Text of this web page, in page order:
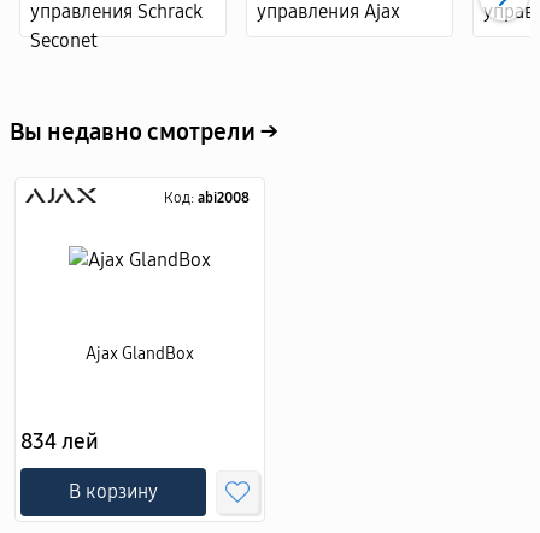
Вы недавно смотрели →
Код: abi2008
Ajax GlandBox
834 лей
В корзину